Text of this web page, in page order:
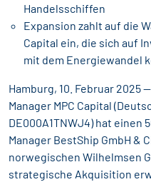
Handelsschiffen
Expansion zahlt auf die
Capital ein, die sich auf
mit dem Energiewandel
Hamburg, 10. Februar 2025
Manager MPC Capital
DE000A1TNWJ4) hat einen
Manager BestShip GmbH &
norwegischen Wilhelmsen
strategische Akquisition